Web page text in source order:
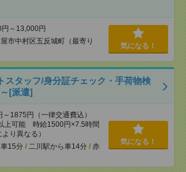
～13,000円
市中村区五反城町（最寄り
気になる！
スタッフ/身分証チェック・手荷物検
[派遣]
1875円（一律交通費込）
上可能 時給1500円×7.5時間
り異なる）
15分 / 二川駅から車14分 / 赤
気になる！